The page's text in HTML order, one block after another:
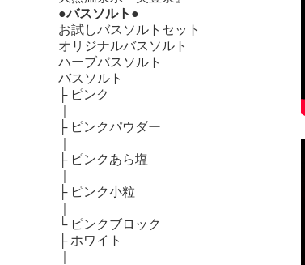
●バスソルト●
お試しバスソルトセット
オリジナルバスソルト
ハーブバスソルト
バスソルト
├ ピンク
├ ピンクパウダー
├ ピンクあら塩
├ ピンク小粒
└ ピンクブロック
├ ホワイト